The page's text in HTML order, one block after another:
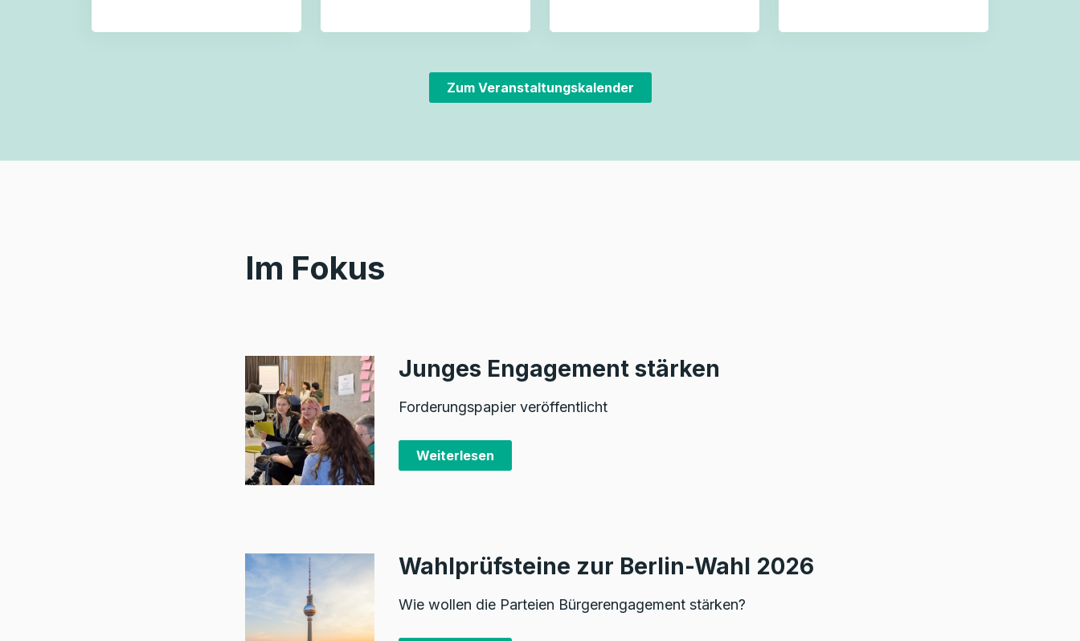
Zum Veranstaltungskalender
Im Fokus
Junges Engagement stärken
Forderungspapier veröffentlicht
Weiterlesen
Wahlprüfsteine zur Berlin-Wahl 2026
Wie wollen die Parteien Bürgerengagement stärken?